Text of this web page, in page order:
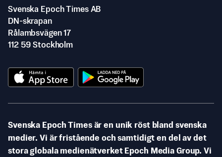
Svenska Epoch Times AB
DN-skrapan
Rålambsvägen 17
112 59 Stockholm
Svenska Epoch Times är en unik röst bland svenska
medier. Vi är fristående och samtidigt en del av det
stora globala medienätverket Epoch Media Group. Vi